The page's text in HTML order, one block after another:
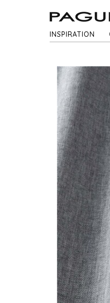
INSPIRATION